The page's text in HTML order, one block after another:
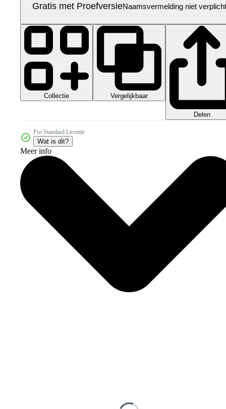
Gratis met ProefversieNaamsvermelding niet verplicht
Collectie Vergelijkbaar
Delen
Pro Standard Licentie
Wat is dit?
Meer info